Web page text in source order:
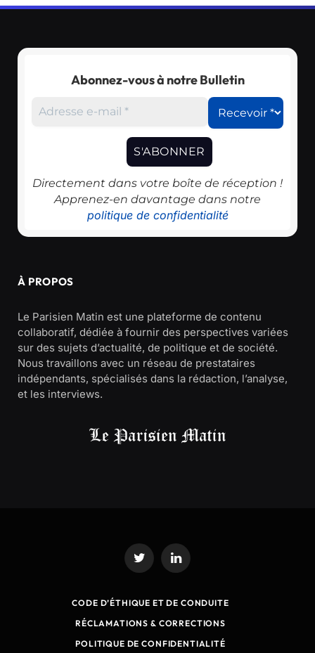
Abonnez-vous à notre Bulletin
Directement dans votre boîte de réception !
Apprenez-en davantage dans notre
politique de confidentialité
À PROPOS
Le Parisien Matin est une plateforme de contenu
collaboratif, dédiée à fournir des perspectives variées
sur des sujets d’actualité, de politique et de société.
Nous travaillons avec un réseau de prestataires
indépendants, spécialisés dans la rédaction, l’analyse,
et les interviews.
Twitter LinkedIn
CODE D’ÉTHIQUE ET DE CONDUITE
RÉCLAMATIONS & CORRECTIONS
POLITIQUE DE CONFIDENTIALITÉ